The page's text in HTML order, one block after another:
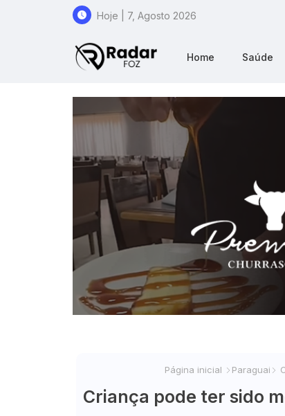
Hoje | 7, Agosto 2026
Home Saúde
Página inicial Paraguai
Criança pode ter sido